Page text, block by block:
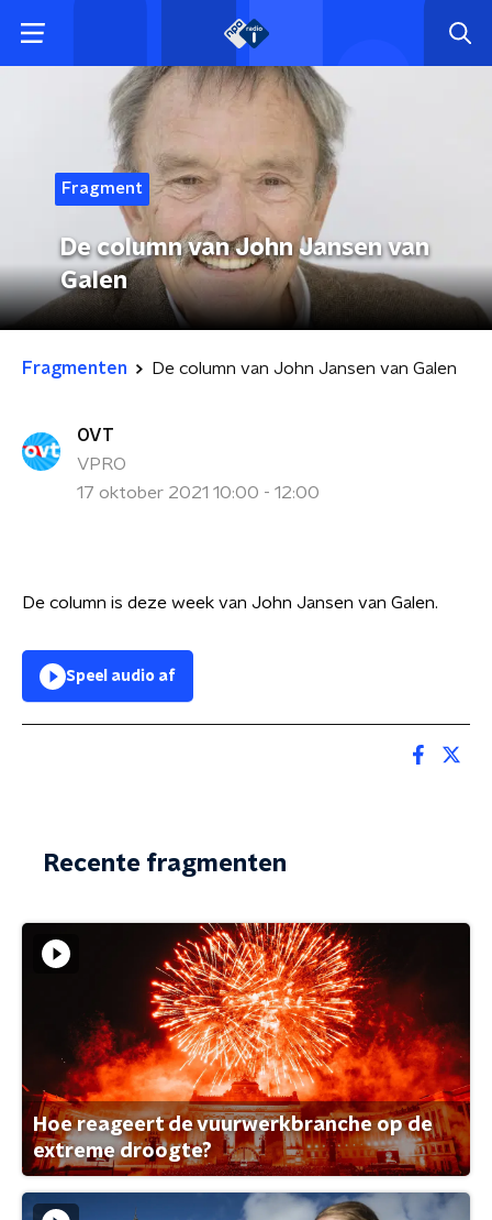
Fragment
De column van John Jansen van
Galen
Fragmenten De column van John Jansen van Galen
OVT
VPRO
17 oktober 2021 10:00 - 12:00
De column is deze week van John Jansen van Galen.
Speel audio af
Recente fragmenten
Hoe reageert de vuurwerkbranche op de
extreme droogte?